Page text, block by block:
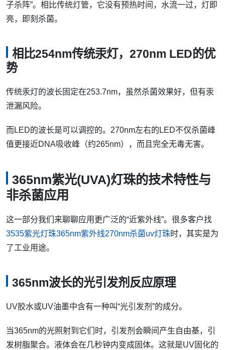
子杀阵”。相比传统灯管，它没有预热时间，水流一过，灯即
亮，即刻杀菌。
相比254nm传统汞灯，270nm LED的优
势
传统汞灯的波长固定在253.7nm，虽然杀菌效果好，但有汞
泄漏风险。
而LED的波长是可以调控的。270nm左右的LED不仅杀菌峰
值更接近DNA吸收峰（约265nm），而且完全无毒无害。
365nm紫光(UVA)灯珠的技术特性与
非杀菌应用
这一部分我们来聊聊应用更广泛的“近紫外线”。很多客户找
3535紫光灯珠365nm紫外线270nm杀菌uv灯珠时，其实是为
了工业用途。
365nm波长的光引发剂反应原理
UV胶水或UV油墨中含有一种叫“光引发剂”的成分。
当365nm的光照射到它们时，引发剂会瞬间产生自由基，引
发树脂聚合。液体会在几秒钟内变成固体。这就是UV固化的